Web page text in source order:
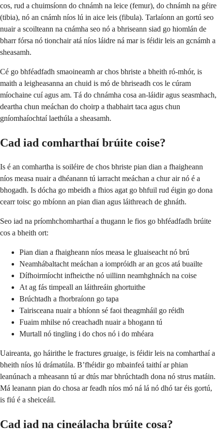
cos, rud a chuimsíonn do chnámh na leice (femur), do chnámh na géire
(tibia), nó an cnámh níos lú in aice leis (fibula). Tarlaíonn an gortú seo
nuair a scoilteann na cnámha seo nó a bhriseann siad go hiomlán de
bharr fórsa nó tionchair atá níos láidre ná mar is féidir leis an gcnámh a
sheasamh.
Cé go bhféadfadh smaoineamh ar chos bhriste a bheith ró-mhór, is
maith a leigheasanna an chuid is mó de bhriseadh cos le cúram
míochaine cuí agus am. Tá do chnámha cosa an-láidir agus seasmhach,
deartha chun meáchan do choirp a thabhairt taca agus chun
gníomhaíochtaí laethúla a sheasamh.
Cad iad comharthaí brúite coise?
Is é an comhartha is soiléire de chos bhriste pian dian a fhaigheann
níos measa nuair a dhéanann tú iarracht meáchan a chur air nó é a
bhogadh. Is dócha go mbeidh a fhios agat go bhfuil rud éigin go dona
cearr toisc go mbíonn an pian dian agus láithreach de ghnáth.
Seo iad na príomhchomharthaí a thugann le fios go bhféadfadh brúite
cos a bheith ort:
Pian dian a fhaigheann níos measa le gluaiseacht nó brú
Neamhábaltacht meáchan a iompróidh ar an gcos atá buailte
Dífhoirmíocht infheicthe nó uillinn neamhghnách na coise
At ag fás timpeall an láithreáin ghortuithe
Brúchtadh a fhorbraíonn go tapa
Tairisceana nuair a bhíonn sé faoi theagmháil go réidh
Fuaim mhilse nó creachadh nuair a bhogann tú
Murtall nó tingling i do chos nó i do mhéara
Uaireanta, go háirithe le fractures gruaige, is féidir leis na comharthaí a
bheith níos lú drámatúla. B’fhéidir go mbainfeá taithí ar phian
leanúnach a mheasann tú ar dtús mar bhrúchtadh dona nó strus matáin.
Má leanann pian do chosa ar feadh níos mó ná lá nó dhó tar éis gortú,
is fiú é a sheiceáil.
Cad iad na cineálacha brúite cosa?